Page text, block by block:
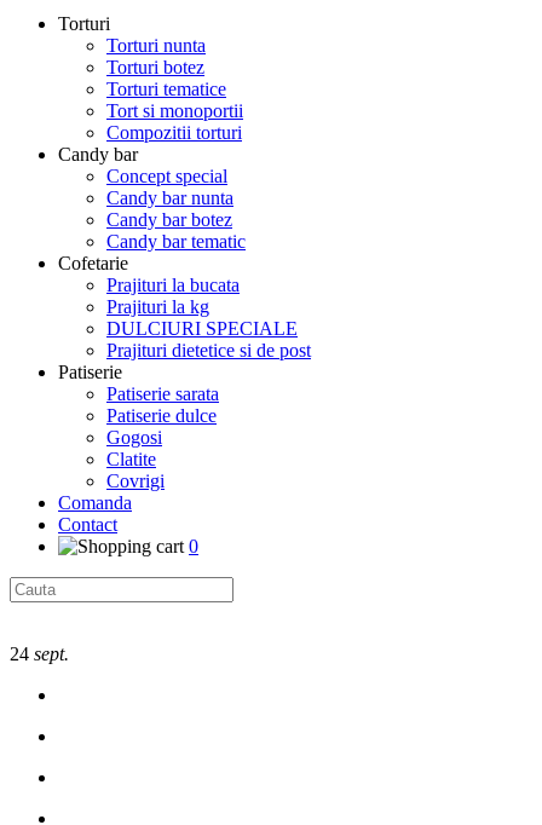
Torturi
Torturi nunta
Torturi botez
Torturi tematice
Tort si monoportii
Compozitii torturi
Candy bar
Concept special
Candy bar nunta
Candy bar botez
Candy bar tematic
Cofetarie
Prajituri la bucata
Prajituri la kg
DULCIURI SPECIALE
Prajituri dietetice si de post
Patiserie
Patiserie sarata
Patiserie dulce
Gogosi
Clatite
Covrigi
Comanda
Contact
0
24 sept.